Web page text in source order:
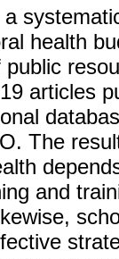
health
articles
The
and